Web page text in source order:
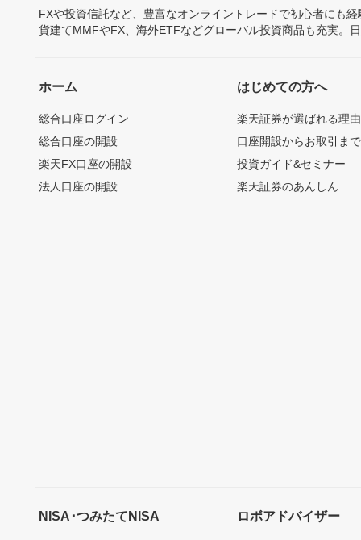
FXや投資信託など、豊富なオンライントレードで初心者にも
貨建てMMFやFX、海外ETFなどグローバル投資商品も充実。
ホーム
総合口座ログイン
総合口座の開設
楽天FX口座の開設
法人口座の開設
はじめての方へ
楽天証券が選ばれる理由
口座開設からお取引ま
投資ガイド&セミナー
楽天証券のあんしん
NISA･つみたてNISA ロボアドバイザー